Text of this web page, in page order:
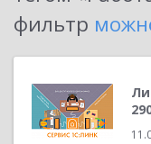
фильтр